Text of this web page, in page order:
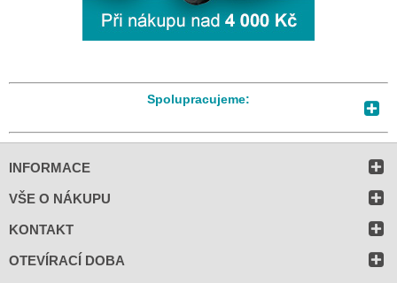
Spolupracujeme:
INFORMACE
VŠE O NÁKUPU
KONTAKT
OTEVÍRACÍ DOBA